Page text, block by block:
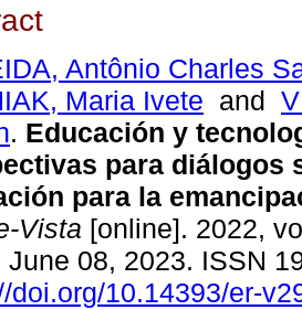
Antônio Charles
Maria Ivete and
. Educación y
para diálogos
para la
Vista [online]. 2022,
June 08, 2023. ISSN
doi.org/10.14393/er-